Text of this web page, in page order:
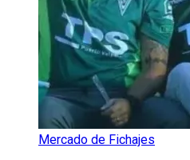
Mercado de Fichajes